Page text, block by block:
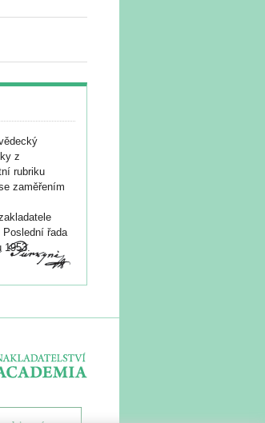
z
rubriku
zaměřením
řada
1953.